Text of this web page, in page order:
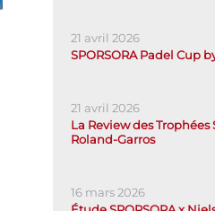
21 avril 2026
SPORSORA Padel Cup
21 avril 2026
La Review des Trophées
Roland-Garros
16 mars 2026